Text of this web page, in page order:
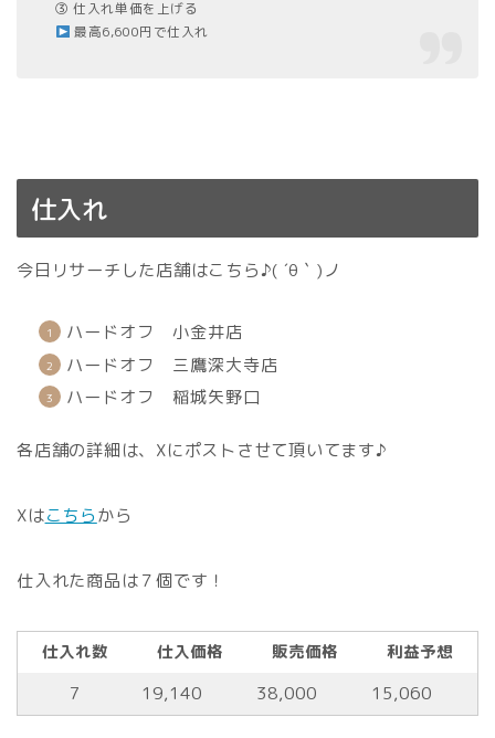
③ 仕入れ単価を上げる
最高6,600円で仕入れ
仕入れ
今日リサーチした店舗はこちら♪( ´θ｀)ノ
ハードオフ 小金井店
ハードオフ 三鷹深大寺店
ハードオフ 稲城矢野口
各店舗の詳細は、Xにポストさせて頂いてます♪
Xはこちらから
仕入れた商品は７個です！
仕入れ数 仕入価格 販売価格 利益予想
7 19,140 38,000 15,060